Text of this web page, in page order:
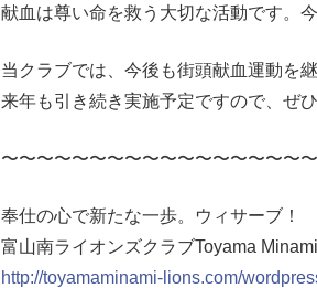
献血は尊い命を救う大切な活動です。
当クラブでは、今後も街頭献血運動を
来年も引き続き実施予定ですので、ぜ
〜〜〜〜〜〜〜〜〜〜〜〜〜〜〜〜〜
奉仕の心で新たな一歩。ウィサーブ！
富山南ライオンズクラブToyama
http://toyamaminami-lions.com/